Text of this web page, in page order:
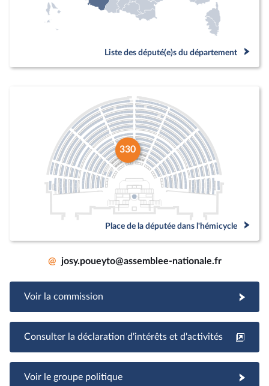
Liste des député(e)s du département
330
Place de la députée dans l'hémicycle
@ josy.poueyto@assemblee-nationale.fr
Voir la commission
Consulter la déclaration d'intérêts et d'activités
Voir le groupe politique